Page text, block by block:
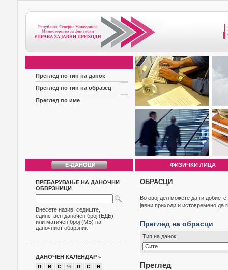
Преглед по тип на данок
Преглед по тип на образец
Преглед по име
ФИЗИЧКИ ЛИЦА
ПРЕБАРУВАЊЕ НА ДАНОЧНИ
ОБВРЗНИЦИ
Внесете назив, седиште,
единствен даночен број (ЕДБ)
или матичен број (МБ) на
даночниот обврзник
ДАНОЧЕН КАЛЕНДАР »
П В С Ч П С
Н
ОБРАСЦИ
Во овој дел можете да ги
јавни приходи и истовремено
Преглед на обрасци
Тип на данок
Преглед